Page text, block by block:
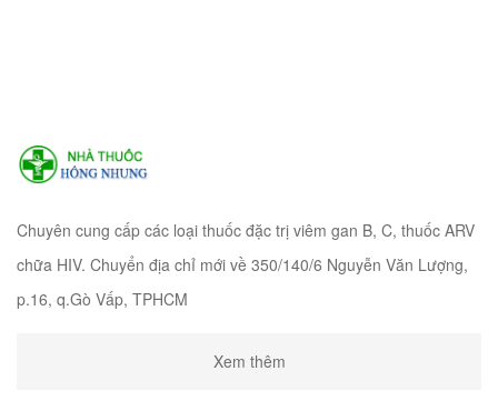
Chuyên cung cấp các loại thuốc đặc trị viêm gan B, C, thuốc ARV
chữa HIV. Chuyển địa chỉ mới về 350/140/6 Nguyễn Văn Lượng,
p.16, q.Gò Vấp, TPHCM
Xem thêm